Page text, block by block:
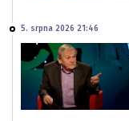
5. srpna 2026 21:46